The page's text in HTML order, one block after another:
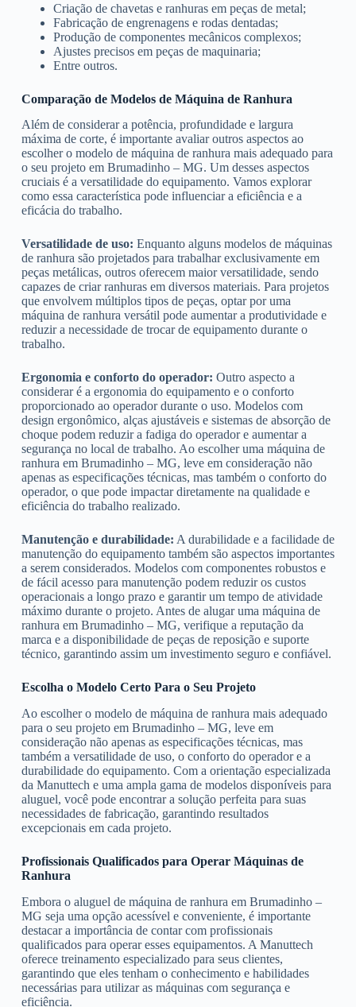
Criação de chavetas e ranhuras em peças de metal;
Fabricação de engrenagens e rodas dentadas;
Produção de componentes mecânicos complexos;
Ajustes precisos em peças de maquinaria;
Entre outros.
Comparação de Modelos de Máquina de Ranhura
Além de considerar a potência, profundidade e largura
máxima de corte, é importante avaliar outros aspectos ao
escolher o modelo de máquina de ranhura mais adequado para
o seu projeto em Brumadinho – MG. Um desses aspectos
cruciais é a versatilidade do equipamento. Vamos explorar
como essa característica pode influenciar a eficiência e a
eficácia do trabalho.
Versatilidade de uso: Enquanto alguns modelos de máquinas
de ranhura são projetados para trabalhar exclusivamente em
peças metálicas, outros oferecem maior versatilidade, sendo
capazes de criar ranhuras em diversos materiais. Para projetos
que envolvem múltiplos tipos de peças, optar por uma
máquina de ranhura versátil pode aumentar a produtividade e
reduzir a necessidade de trocar de equipamento durante o
trabalho.
Ergonomia e conforto do operador: Outro aspecto a
considerar é a ergonomia do equipamento e o conforto
proporcionado ao operador durante o uso. Modelos com
design ergonômico, alças ajustáveis e sistemas de absorção de
choque podem reduzir a fadiga do operador e aumentar a
segurança no local de trabalho. Ao escolher uma máquina de
ranhura em Brumadinho – MG, leve em consideração não
apenas as especificações técnicas, mas também o conforto do
operador, o que pode impactar diretamente na qualidade e
eficiência do trabalho realizado.
Manutenção e durabilidade: A durabilidade e a facilidade de
manutenção do equipamento também são aspectos importantes
a serem considerados. Modelos com componentes robustos e
de fácil acesso para manutenção podem reduzir os custos
operacionais a longo prazo e garantir um tempo de atividade
máximo durante o projeto. Antes de alugar uma máquina de
ranhura em Brumadinho – MG, verifique a reputação da
marca e a disponibilidade de peças de reposição e suporte
técnico, garantindo assim um investimento seguro e confiável.
Escolha o Modelo Certo Para o Seu Projeto
Ao escolher o modelo de máquina de ranhura mais adequado
para o seu projeto em Brumadinho – MG, leve em
consideração não apenas as especificações técnicas, mas
também a versatilidade de uso, o conforto do operador e a
durabilidade do equipamento. Com a orientação especializada
da Manuttech e uma ampla gama de modelos disponíveis para
aluguel, você pode encontrar a solução perfeita para suas
necessidades de fabricação, garantindo resultados
excepcionais em cada projeto.
Profissionais Qualificados para Operar Máquinas de
Ranhura
Embora o aluguel de máquina de ranhura em Brumadinho –
MG seja uma opção acessível e conveniente, é importante
destacar a importância de contar com profissionais
qualificados para operar esses equipamentos. A Manuttech
oferece treinamento especializado para seus clientes,
garantindo que eles tenham o conhecimento e habilidades
necessárias para utilizar as máquinas com segurança e
eficiência.